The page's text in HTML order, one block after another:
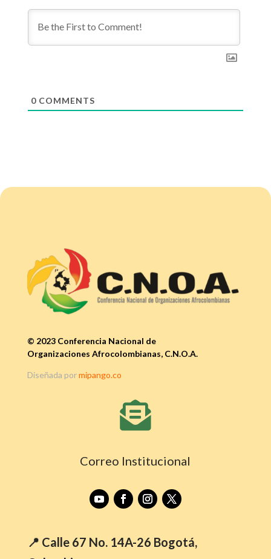
0COMMENTS
© 2023 Conferencia Nacional de
Organizaciones Afrocolombianas, C.N.O.A.
Diseñada pormipango.co

Correo Institucional
📍 Calle 67 No. 14A-26 Bogotá,